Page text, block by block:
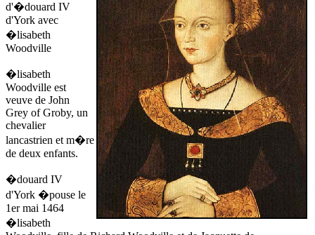
d'�douard IV
d'York avec
�lisabeth
Woodville
�lisabeth
Woodville est
veuve de John
Grey of Groby, un
chevalier
lancastrien et m�re
de deux enfants.
�douard IV
d'York �pouse le
1er mai 1464
�lisabeth